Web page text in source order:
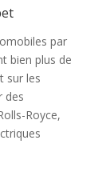
par
bien plus de
sur les
des
Royce,